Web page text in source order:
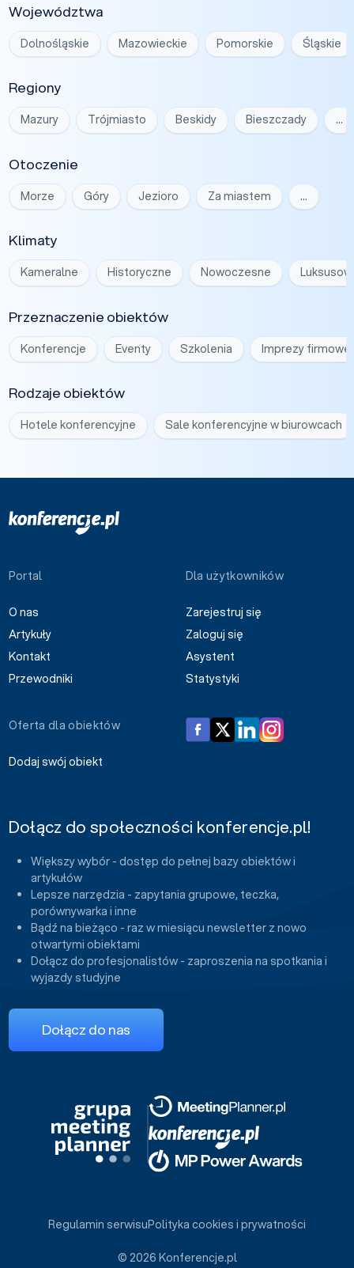
Województwa
Dolnośląskie Mazowieckie Pomorskie Śląskie
Regiony
Mazury Trójmiasto Beskidy Bieszczady …
Otoczenie
Morze Góry Jezioro Za miastem …
Klimaty
Kameralne Historyczne Nowoczesne
Przeznaczenie obiektów
Konferencje Eventy Szkolenia Imprezy firmowe
Rodzaje obiektów
Hotele konferencyjne Sale konferencyjne w biurowcach
Portal
O nas
Artykuły
Kontakt
Przewodniki
Dla użytkowników
Zarejestruj się
Zaloguj się
Asystent
Statystyki
Oferta dla obiektów
Dodaj swój obiekt
Dołącz do społeczności konferencje.pl!
Większy wybór - dostęp do pełnej bazy obiektów i
artykułów
Lepsze narzędzia - zapytania grupowe, teczka,
porównywarka i inne
Bądź na bieżąco - raz w miesiącu newsletter z nowo
otwartymi obiektami
Dołącz do profesjonalistów - zaproszenia na spotkania i
wyjazdy studyjne
Dołącz do nas
© 2026 Konferencje.pl
Regulamin serwisuPolityka cookies i prywatności